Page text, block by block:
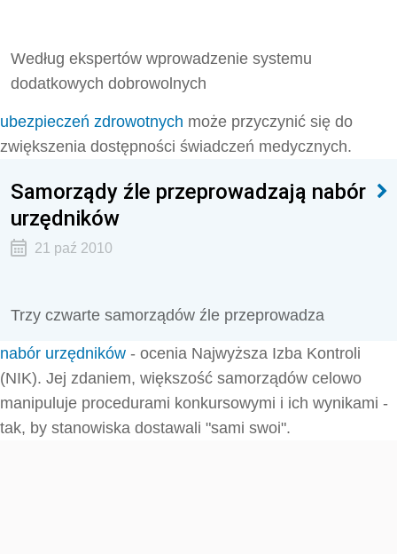
Według ekspertów wprowadzenie systemu
dodatkowych dobrowolnych
ubezpieczeń zdrowotnych może przyczynić się do
zwiększenia dostępności świadczeń medycznych.
Samorządy źle przeprowadzają nabór
urzędników
21 paź 2010
Trzy czwarte samorządów źle przeprowadza
nabór urzędników - ocenia Najwyższa Izba Kontroli
(NIK). Jej zdaniem, większość samorządów celowo
manipuluje procedurami konkursowymi i ich wynikami -
tak, by stanowiska dostawali "sami swoi".